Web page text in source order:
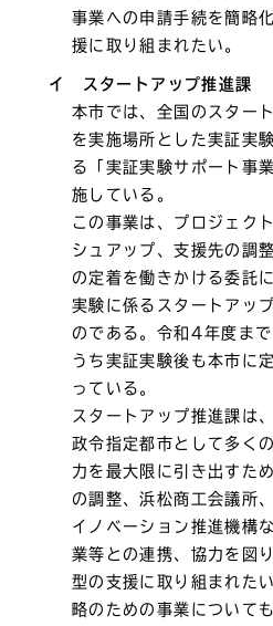
事業への申請手続を簡略
援に取り組まれたい。
イ スタートアップ推進課
本市では、全国のスター
を実施場所とした実証実
る「実証実験サポート事
施している。
この事業は、プロジェク
シュアップ、支援先の調
の定着を働きかける委託
実験に係るスタートアッ
のである。令和4年度ま
うち実証実験後も本市に
っている。
スタートアップ推進課は
政令指定都市として多く
力を最大限に引き出すた
の調整、浜松商工会議所
イノベーション推進機構
業等との連携、協力を図
型の支援に取り組まれた
略のための事業について